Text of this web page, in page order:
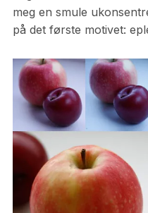
meg en smule
på det første motivet: